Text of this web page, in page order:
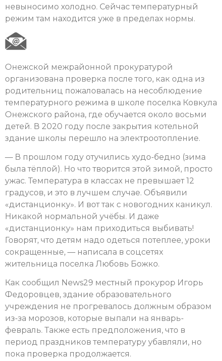
невыносимо холодно. Сейчас температурный
режим там находится уже в пределах нормы.
Онежской межрайонной прокуратурой
организована проверка после того, как одна из
родительниц пожаловалась на несоблюдение
температурного режима в школе поселка Ковкула
Онежского района, где обучается около восьми
детей. В 2020 году после закрытия котельной
здание школы перешло на электроотопление.
— В прошлом году отучились худо-бедно (зима
была тёплой). Но что творится этой зимой, просто
ужас. Температура в классах не превышает 12
градусов, и это в лучшем случае. Объявили
«дистанционку». И вот так с новогодних каникул.
Никакой нормальной учёбы. И даже
«дистанционку» нам приходиться выбивать!
Говорят, что детям надо одеться потеплее, уроки
сокращенные, — написала в соцсетях
жительница поселка Любовь Божко.
Как сообщил News29 местный прокурор Игорь
Федоровцев, здание образовательного
учреждения не прогревалось должным образом
из-за морозов, которые выпали на январь-
февраль. Также есть предположения, что в
период праздников температуру убавляли, но
пока проверка продолжается.